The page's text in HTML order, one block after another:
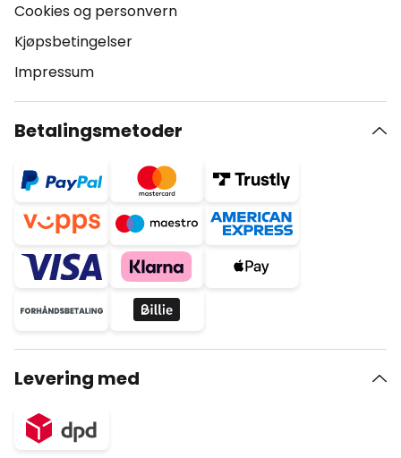
Cookies og personvern
Kjøpsbetingelser
Impressum
Betalingsmetoder
Levering med